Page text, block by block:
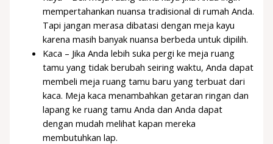
mempertahankan nuansa tradisional di rumah Anda.
Tapi jangan merasa dibatasi dengan meja kayu
karena masih banyak nuansa berbeda untuk dipilih.
Kaca – Jika Anda lebih suka pergi ke meja ruang
tamu yang tidak berubah seiring waktu, Anda dapat
membeli meja ruang tamu baru yang terbuat dari
kaca. Meja kaca menambahkan getaran ringan dan
lapang ke ruang tamu Anda dan Anda dapat
dengan mudah melihat kapan mereka
membutuhkan lap.